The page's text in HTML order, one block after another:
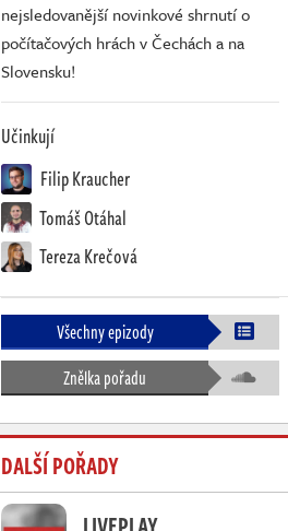
nejsledovanější novinkové shrnutí o
počítačových hrách v Čechách a na
Slovensku!
Učinkují
Filip Kraucher
Tomáš Otáhal
Tereza Krečová
Všechny epizody
Znělka pořadu
DALŠÍ POŘADY
LIVEPLAY